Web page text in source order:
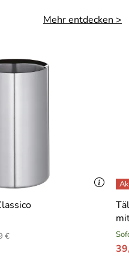
Mehr entdecken >
€